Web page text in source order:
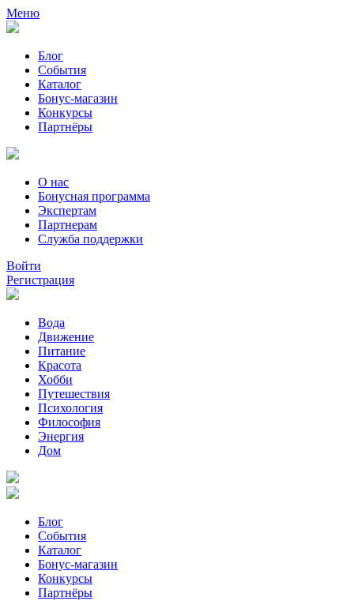
Меню
Блог
События
Каталог
Бонус-магазин
Конкурсы
Партнёры
О нас
Бонусная программа
Экспертам
Партнерам
Служба поддержки
Войти
Регистрация
Вода
Движение
Питание
Красота
Хобби
Путешествия
Психология
Философия
Энергия
Дом
Блог
События
Каталог
Бонус-магазин
Конкурсы
Партнёры